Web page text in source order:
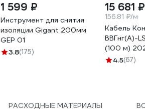
1 599 ₽
Инструмент для снятия
изоляции Gigant 200мм
GEP 01
3.8(175)
15 681 ₽
156.81 ₽/м
Кабель
ВВГнг(А)-
(100 м)
4.5(67)
РАСХОДНЫЕ МАТЕРИАЛЫ